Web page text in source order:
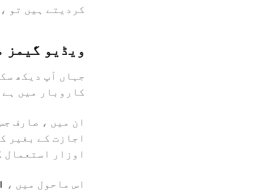
کردیتے ہیں تو
ویڈیو گیمز
جہاں آپ دیکھ
کاروبار میں ہے
ان میں ، صارف
اجازت کے بغیر
اوزار استعمال
اس ماحول میں ،